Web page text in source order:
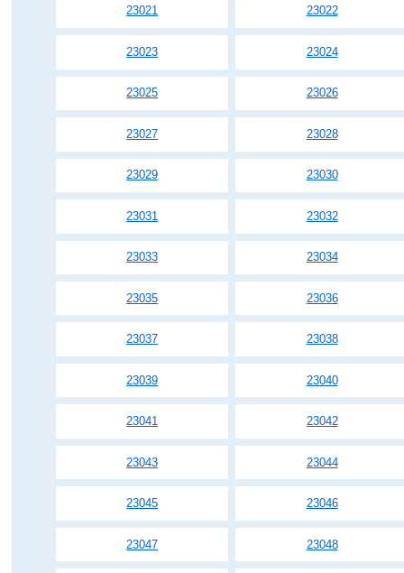
23021 23022
23023 23024
23025 23026
23027 23028
23029 23030
23031 23032
23033 23034
23035 23036
23037 23038
23039 23040
23041 23042
23043 23044
23045 23046
23047 23048